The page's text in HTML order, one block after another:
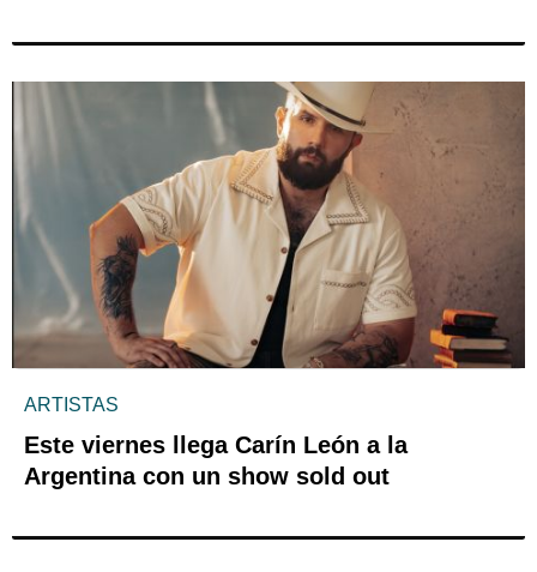
ARTISTAS
Este viernes llega Carín León a la
Argentina con un show sold out